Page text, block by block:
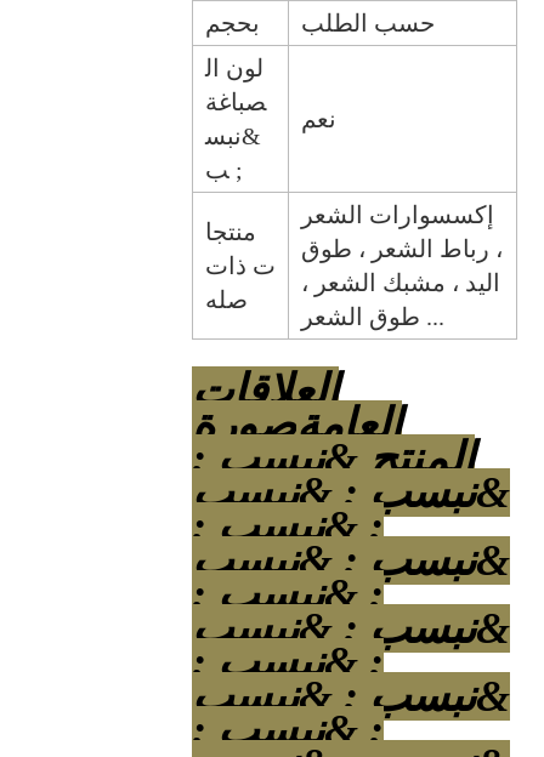
بحجم
حسب الطلب
لون ال
صباغة
&نبس
ب ;
نعم
منتجا
ت ذات
صله
إكسسوارات الشعر
، رباط الشعر ، طوق
اليد ، مشبك الشعر ،
طوق الشعر ...
العلاقات
العامةصورة
المنتج &نبسب ;
&نبسب ; &نبسب
; &نبسب ;
&نبسب ; &نبسب
; &نبسب ;
&نبسب ; &نبسب
; &نبسب ;
&نبسب ; &نبسب
; &نبسب ;